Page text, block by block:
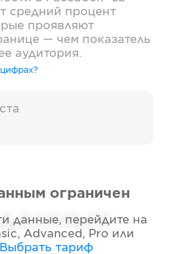
средний процент
проявляют
— чем показатель
аудитория.
ограничен
данные, перейдите на
Advanced, Pro или
Выбрать тариф